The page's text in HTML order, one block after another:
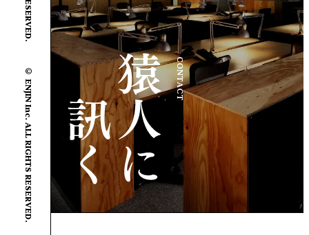
© ENJIN Inc. ALL RIGHTS RESERVED.
CONTACT